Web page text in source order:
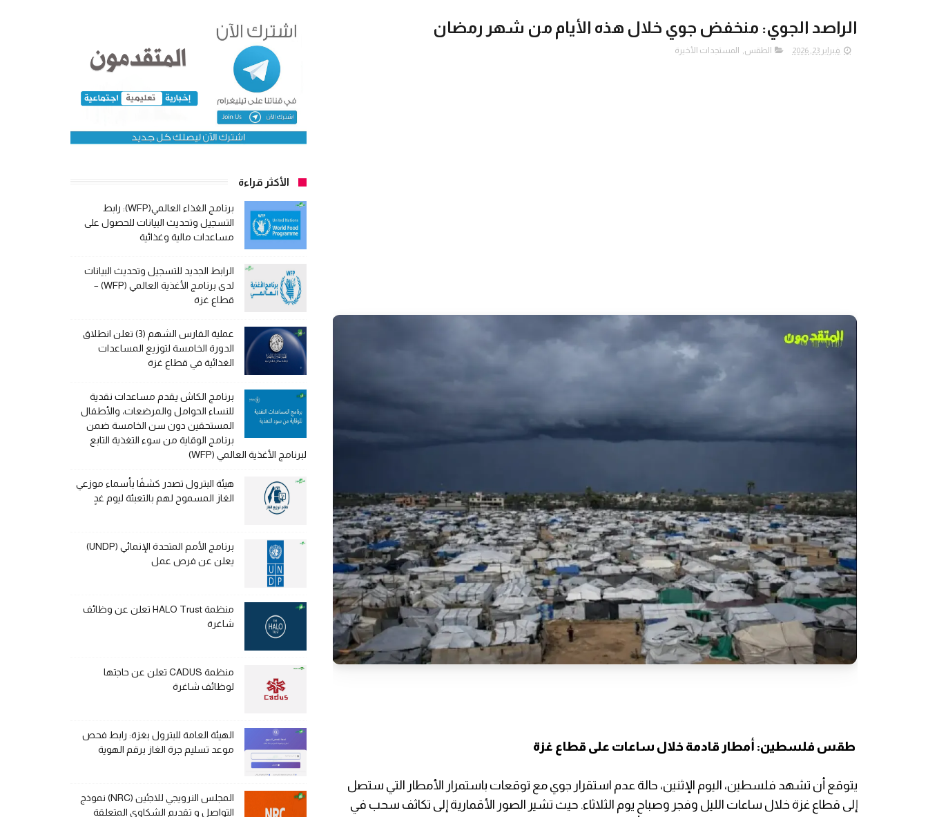
الراصد الجوي: منخفض جوي خلال هذه الأيام من شهر رمضان
فبراير 23, 2026 الطقس, المستجدات الأخيرة
طقس فلسطين: أمطار قادمة خلال ساعات على قطاع غزة
يتوقع أن تشهد فلسطين، اليوم الإثنين، حالة عدم استقرار جوي مع توقعات باستمرار الأمطار التي ستصل
إلى قطاع غزة خلال ساعات الليل وفجر وصباح يوم الثلاثاء. حيث تشير الصور الأقمارية إلى تكاثف سحب في
الأكثر قراءة
برنامج الغذاء العالمي(WFP): رابط
التسجيل وتحديث البيانات للحصول على
مساعدات مالية وغذائية
الرابط الجديد للتسجيل وتحديث البيانات
لدى برنامج الأغذية العالمي (WFP) –
قطاع غزة
عملية الفارس الشهم (3) تعلن انطلاق
الدورة الخامسة لتوزيع المساعدات
الغذائية في قطاع غزة
برنامج الكاش يقدم مساعدات نقدية
للنساء الحوامل والمرضعات، والأطفال
المستحقين دون سن الخامسة ضمن
برنامج الوقاية من سوء التغذية التابع
لبرنامج الأغذية العالمي (WFP)
هيئة البترول تصدر كشفًا بأسماء موزعي
الغاز المسموح لهم بالتعبئة ليوم غدٍ
برنامج الأمم المتحدة الإنمائي (UNDP)
يعلن عن فرص عمل
منظمة HALO Trust تعلن عن وظائف
شاغرة
منظمة CADUS تعلن عن حاجتها
لوظائف شاغرة
الهيئة العامة للبترول بغزة: رابط فحص
موعد تسليم جرة الغاز برقم الهوية
المجلس النرويجي للاجئين (NRC) نموذج
التواصل و تقديم الشكاوى المتعلقة